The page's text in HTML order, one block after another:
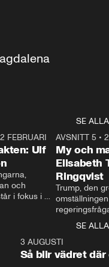
SE ALLA
27:30
FEBRUARI
Ulf
och
i fokus i
Kristersson
AVSNITT 5 •
My och
Elisabeth
Ringqvist
Trump, den
centrum i
avsnittet av
Makten”. Se
Aftonbladets
SE ALLA
3 AUGUSTI
Så blir vädret där